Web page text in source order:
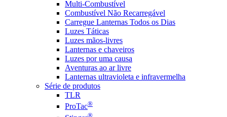
Multi-Combustível
Combustível Não Recarregável
Carregue Lanternas Todos os Dias
Luzes Táticas
Luzes mãos-livres
Lanternas e chaveiros
Luzes por uma causa
Aventuras ao ar livre
Lanternas ultravioleta e infravermelha
Série de produtos
TLR
ProTac®
®